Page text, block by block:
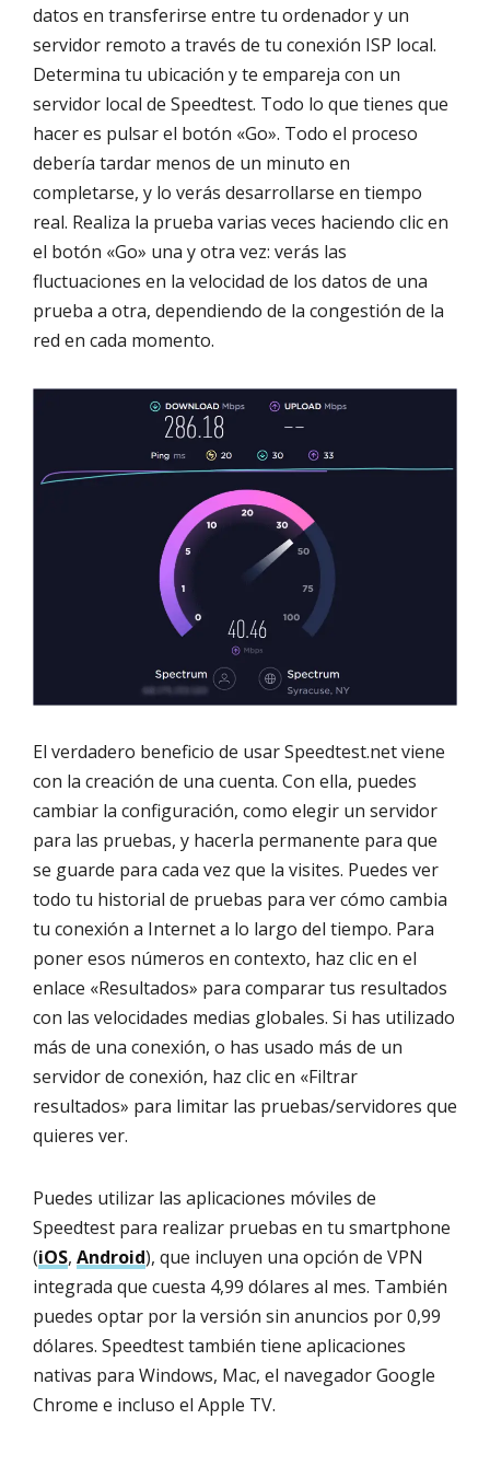
datos en transferirse entre tu ordenador y un
servidor remoto a través de tu conexión ISP local.
Determina tu ubicación y te empareja con un
servidor local de Speedtest. Todo lo que tienes que
hacer es pulsar el botón «Go». Todo el proceso
debería tardar menos de un minuto en
completarse, y lo verás desarrollarse en tiempo
real. Realiza la prueba varias veces haciendo clic en
el botón «Go» una y otra vez: verás las
fluctuaciones en la velocidad de los datos de una
prueba a otra, dependiendo de la congestión de la
red en cada momento.
El verdadero beneficio de usar Speedtest.net viene
con la creación de una cuenta. Con ella, puedes
cambiar la configuración, como elegir un servidor
para las pruebas, y hacerla permanente para que
se guarde para cada vez que la visites. Puedes ver
todo tu historial de pruebas para ver cómo cambia
tu conexión a Internet a lo largo del tiempo. Para
poner esos números en contexto, haz clic en el
enlace «Resultados» para comparar tus resultados
con las velocidades medias globales. Si has utilizado
más de una conexión, o has usado más de un
servidor de conexión, haz clic en «Filtrar
resultados» para limitar las pruebas/servidores que
quieres ver.
Puedes utilizar las aplicaciones móviles de
Speedtest para realizar pruebas en tu smartphone
(iOS, Android), que incluyen una opción de VPN
integrada que cuesta 4,99 dólares al mes. También
puedes optar por la versión sin anuncios por 0,99
dólares. Speedtest también tiene aplicaciones
nativas para Windows, Mac, el navegador Google
Chrome e incluso el Apple TV.